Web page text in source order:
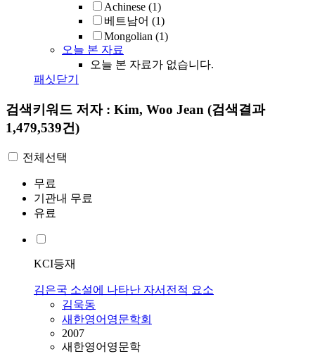
Achinese (1)
베트남어 (1)
Mongolian (1)
오늘 본 자료
오늘 본 자료가 없습니다.
패싯닫기
검색키워드 저자 : Kim, Woo Jean (검색결과
1,479,539건)
전체선택
무료
기관내 무료
유료
KCI등재
김은국 소설에 나타난 자서전적 요소
김욱동
새한영어영문학회
2007
새한영어영문학